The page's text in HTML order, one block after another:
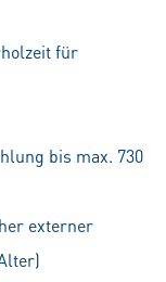
für
bis max. 730
externer